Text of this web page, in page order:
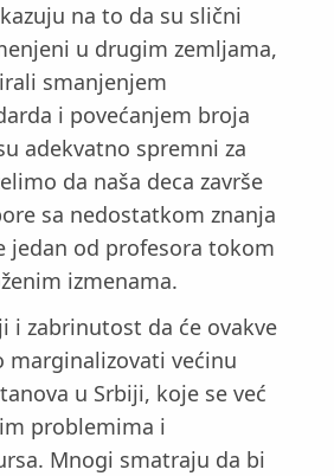
na to da su slični
u drugim zemljama,
smanjenjem
i povećanjem broja
adekvatno spremni za
da naša deca završe
sa nedostatkom znanja
jedan od profesora tokom
izmenama.
i zabrinutost da će ovakve
marginalizovati većinu
u Srbiji, koje se već
problemima i
Mnogi smatraju da bi